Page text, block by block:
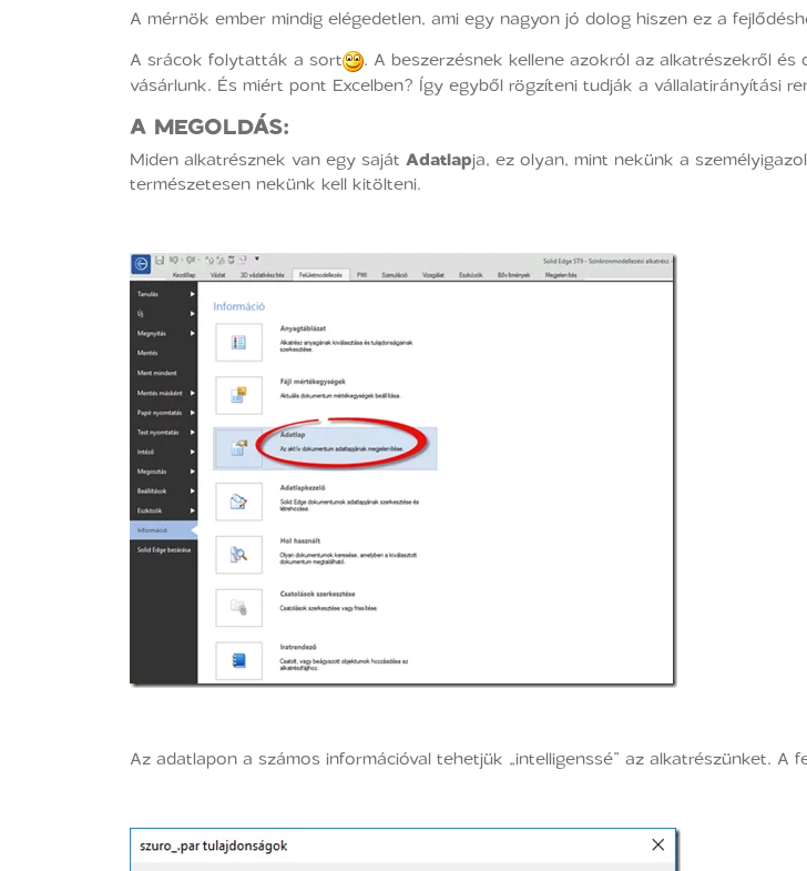
A mérnök ember mindig elégedetlen, ami egy nagyon jó dolog hiszen ez a
A srácok folytatták a sort
. A beszerzésnek kellene azokról az alkatrészekről
vásárlunk. És miért pont Excelben? Így egyből rögzíteni tudják a vállalatirányítási
A MEGOLDÁS:
Miden alkatrésznek van egy saját Adatlapja, ez olyan, mint nekünk a
természetesen nekünk kell kitölteni.
Az adatlapon a számos információval tehetjük „intelligenssé” az alkatrészünket. A